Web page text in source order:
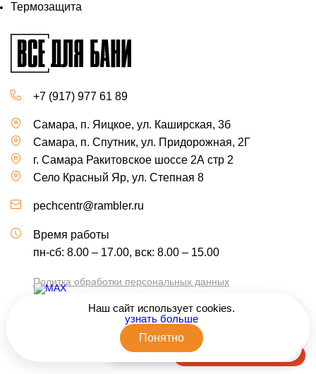
Термозащита
+7 (917) 977 61 89
Самара, п. Яицкое, ул. Каширская, 3б
Самара, п. Спутник, ул. Придорожная, 2Г
г. Самара Ракитовское шоссе 2А стр 2
Село Красный Яр, ул. Степная 8
pechcentr@rambler.ru
Время работы
пн-сб: 8.00 – 17.00, вск: 8.00 – 15.00
Политка обработки персональных данных
Политика использования файлов cookie
© 2026 Все для бани. Все права защищены.
Получить консультацию
Напишите нам в Telegram
Наш сайт использует cookies.
узнать больше
Понятно
Быстро с 1С-Битрикс